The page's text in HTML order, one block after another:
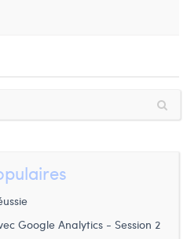
Google Analytics - Session 2